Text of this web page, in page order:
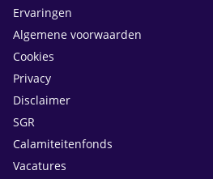
Ervaringen
Algemene voorwaarden
Cookies
Privacy
Disclaimer
SGR
Calamiteitenfonds
Vacatures